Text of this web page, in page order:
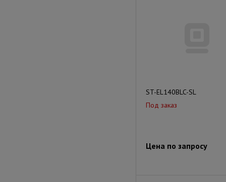
ST-EL140BLC-SL
Под заказ
Цена по запросу